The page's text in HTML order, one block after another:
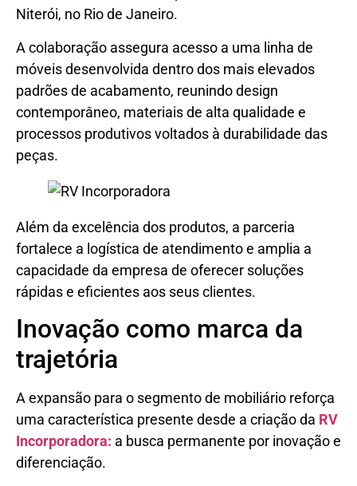
Niterói, no Rio de Janeiro.
A colaboração assegura acesso a uma linha de
móveis desenvolvida dentro dos mais elevados
padrões de acabamento, reunindo design
contemporâneo, materiais de alta qualidade e
processos produtivos voltados à durabilidade das
peças.
Além da excelência dos produtos, a parceria
fortalece a logística de atendimento e amplia a
capacidade da empresa de oferecer soluções
rápidas e eficientes aos seus clientes.
Inovação como marca da
trajetória
A expansão para o segmento de mobiliário reforça
uma característica presente desde a criação da RV
Incorporadora: a busca permanente por inovação e
diferenciação.